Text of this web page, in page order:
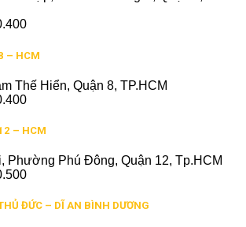
– HCM
Thế Hiển, Quận 8, TP.HCM
– HCM
Phường Phú Đông, Quận 12, Tp.HCM
ĐỨC – DĨ AN BÌNH DƯƠNG